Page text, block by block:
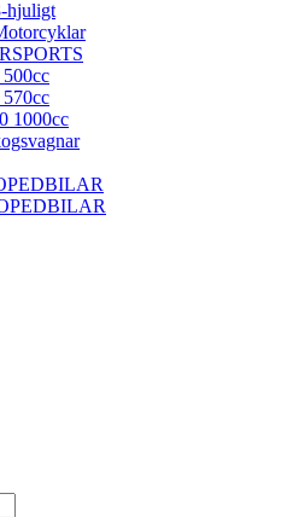
hjuligt
1000cc